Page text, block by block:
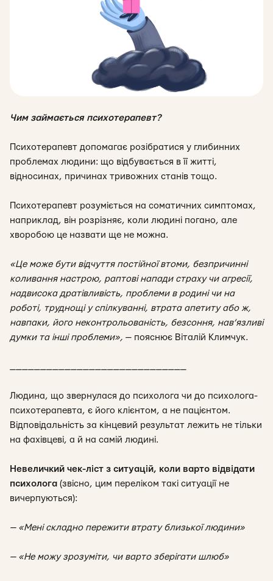
Чим займається психотерапевт?
Психотерапевт допомагає розібратися у глибинних
проблемах людини: що відбувається в її житті,
відносинах, причинах тривожних станів тощо.
Психотерапевт розуміється на соматичних симптомах,
наприклад, він розрізняє, коли людині погано, але
хворобою це назвати ще не можна.
«Це може бути відчуття постійної втоми, безпричинні
коливання настрою, раптові напади страху чи агресії,
надвисока дратівливість, проблеми в родині чи на
роботі, труднощі у спілкуванні, втрата апетиту або ж,
навпаки, його неконтрольованість, безсоння, нав’язливі
думки та інші проблеми», — пояснює Віталій Климчук.
Людина, що звернулася до психолога чи до психолога-
психотерапевта, є його клієнтом, а не пацієнтом.
Відповідальність за кінцевий результат лежить не тільки
на фахівцеві, а й на самій людині.
Невеличкий чек-ліст з ситуацій, коли варто відвідати
психолога (звісно, цим переліком такі ситуації не
вичерпуються):
— «Мені складно пережити втрату близької людини»
— «Не можу зрозуміти, чи варто зберігати шлюб»